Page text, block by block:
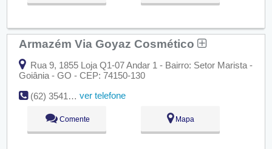
Armazém Via Goyaz Cosmético
Rua 9, 1855 Loja Q1-07 Andar 1 - Bairro: Setor Marista -
Goiânia - GO - CEP: 74150-130
(62) 3541-5175
ver telefone
Comente Mapa